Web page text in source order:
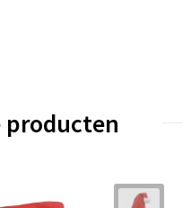
producten